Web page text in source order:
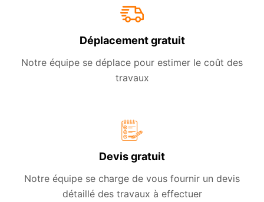
Déplacement gratuit
Notre équipe se déplace pour estimer le coût des
travaux
Devis gratuit
Notre équipe se charge de vous fournir un devis
détaillé des travaux à effectuer